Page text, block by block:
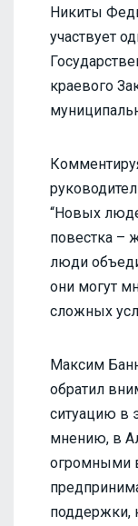
Никиты
участвует
краевого
“Новых
повестка –
люди
они могут
сложных
Максим
обратил
ситуацию в
мнению, в
огромными
поддержки,